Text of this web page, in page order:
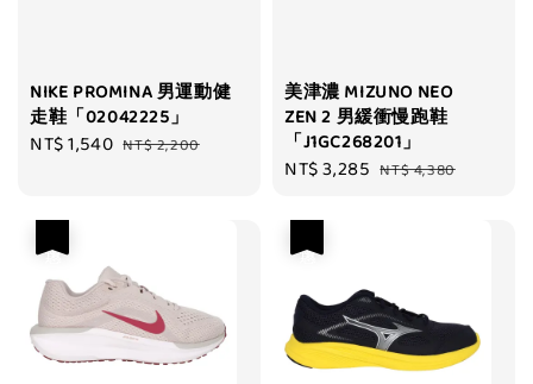
NIKE PROMINA 男運動健
走鞋「02042225」
Sale
NT$ 1,540 Regular
NT$ 2,200
美津濃 MIZUNO NEO
ZEN 2 男緩衝慢跑鞋
「J1GC268201」
Sale
NT$ 3,285 Regular
NT$ 4,380